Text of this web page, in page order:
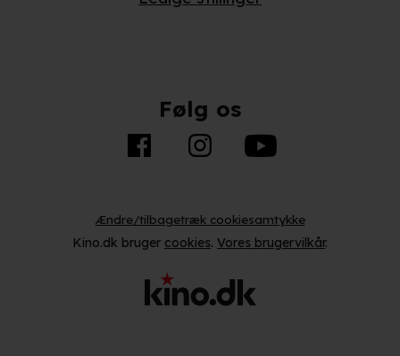
Følg os
Ændre/tilbagetræk cookiesamtykke
Kino.dk bruger cookies. Vores brugervilkår.